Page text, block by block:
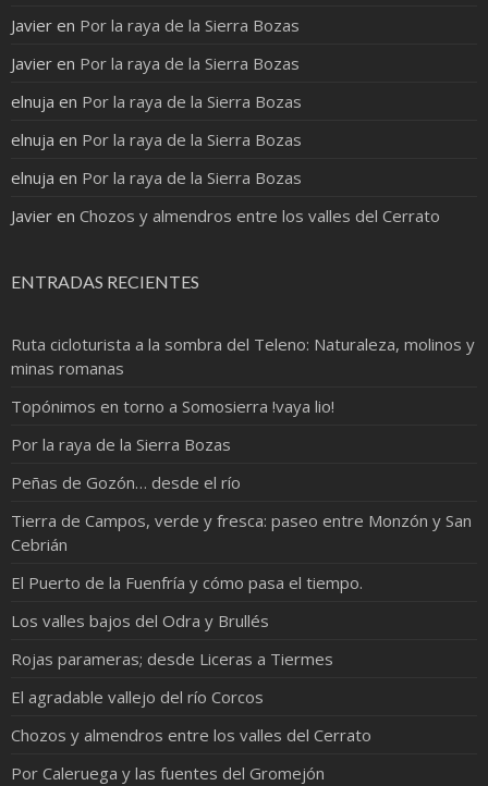
Javier en Por la raya de la Sierra Bozas
Javier en Por la raya de la Sierra Bozas
elnuja en Por la raya de la Sierra Bozas
elnuja en Por la raya de la Sierra Bozas
elnuja en Por la raya de la Sierra Bozas
Javier en Chozos y almendros entre los valles del Cerrato
ENTRADAS RECIENTES
Ruta cicloturista a la sombra del Teleno: Naturaleza, molinos y
minas romanas
Topónimos en torno a Somosierra !vaya lio!
Por la raya de la Sierra Bozas
Peñas de Gozón… desde el río
Tierra de Campos, verde y fresca: paseo entre Monzón y San
Cebrián
El Puerto de la Fuenfría y cómo pasa el tiempo.
Los valles bajos del Odra y Brullés
Rojas parameras; desde Liceras a Tiermes
El agradable vallejo del río Corcos
Chozos y almendros entre los valles del Cerrato
Por Caleruega y las fuentes del Gromejón